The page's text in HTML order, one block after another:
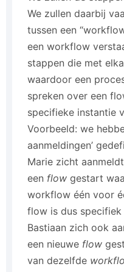
We zullen daarbij
tussen een
een workflow
stappen die met
waardoor een
spreken over een
specifieke instantie
Voorbeeld: we
aanmeldingen’
Marie zicht
een flow gestart
workflow één voor
flow is dus
Bastiaan zich ook
een nieuwe flow
van dezelfde